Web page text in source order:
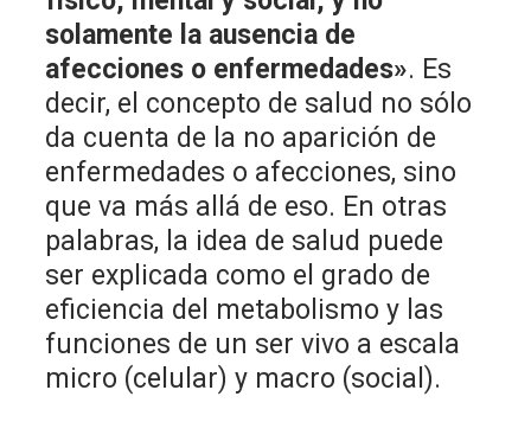
solamente la ausencia de
afecciones o enfermedades». Es
decir, el concepto de salud no sólo
da cuenta de la no aparición de
enfermedades o afecciones, sino
que va más allá de eso. En otras
palabras, la idea de salud puede
ser explicada como el grado de
eficiencia del metabolismo y las
funciones de un ser vivo a escala
micro (celular) y macro (social).